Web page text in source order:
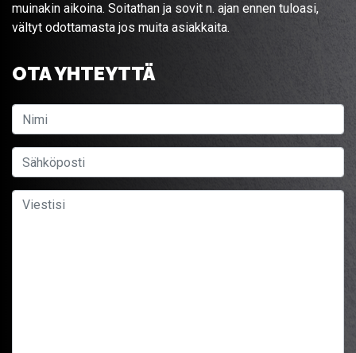
muinakin aikoina. Soitathan ja sovit n. ajan ennen tuloasi,
vältyt odottamasta jos muita asiakkaita.
OTA YHTEYTTÄ